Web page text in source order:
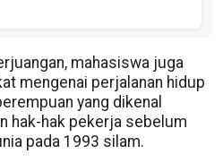
mahasiswa juga
mengenai perjalanan hidup
yang dikenal
hak-hak pekerja sebelum
pada 1993 silam.